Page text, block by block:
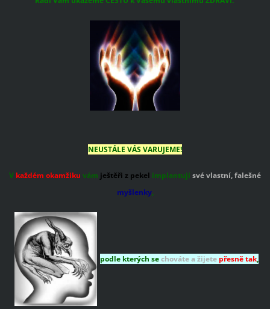
NEUSTÁLE VÁS VARUJEME!
V každém okamžiku vám ještěři z pekel implantujísvé vlastní, falešné
myšlenky,
podle kterých sechováte a žijete přesně tak,